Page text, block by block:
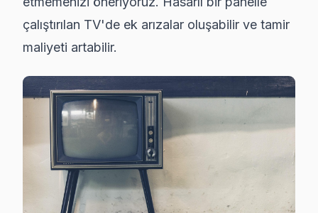
çalıştırılan TV'de ek arızalar oluşabilir ve tamir
maliyeti artabilir.